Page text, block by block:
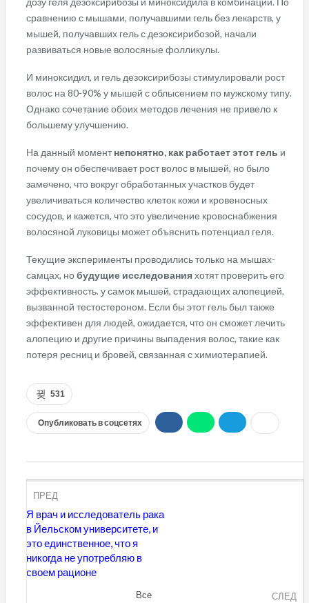
сравнению с мышами, получавшими гель без лекарств, у
мышей, получавших гель с дезоксирибозой, начали
развиваться новые волосяные фолликулы.
И миноксидил, и гель дезоксирибозы стимулировали рост
волос на 80-90% у мышей с облысением по мужскому типу.
Однако сочетание обоих методов лечения не привело к
большему улучшению.
На данный моментнепонятно, как работает этот гель и
почему он обеспечивает рост волос в мышей, но было
замечено, что вокруг обработанных участков будет
увеличиваться количество клеток кожи и кровеносных
сосудов, и кажется, что это увеличение кровоснабжения
волосяной луковицы может объяснить потенциал геля.
Текущие эксперименты проводились только на мышах-
самцах, нобудущие исследованияхотят проверить его
эффективность. у самок мышей, страдающих алопецией,
вызванной тестостероном. Если бы этот гель был также
эффективен для людей, ожидается, что он сможет лечить
алопецию и другие причины выпадения волос, такие как
потеря ресниц и бровей, связанная с химиотерапией.
531
Опубликовать в соцсетях
ПРЕД
Я врач и исследователь рака
в Йельском университете, и
это единственное, что я
никогда не употребляю в
своем рационе
СЛЕД
Все